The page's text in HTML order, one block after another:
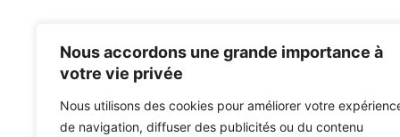
Nous accordons une grande importance à
votre vie privée
Nous utilisons des cookies pour améliorer votre
de navigation, diffuser des publicités ou du contenu